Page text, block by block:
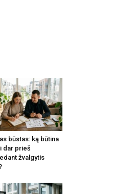
būstas: ką būtina
dar prieš
žvalgytis